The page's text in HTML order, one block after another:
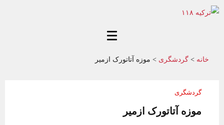
خانه > گردشگری > موزه آتاتورک ازمیر
گردشگری
موزه آتاتورک ازمیر